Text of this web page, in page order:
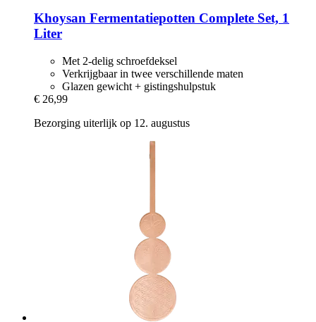
Khoysan Fermentatiepotten Complete Set, 1
Liter
Met 2-delig schroefdeksel
Verkrijgbaar in twee verschillende maten
Glazen gewicht + gistingshulpstuk
€ 26,99
Bezorging uiterlijk op 12. augustus